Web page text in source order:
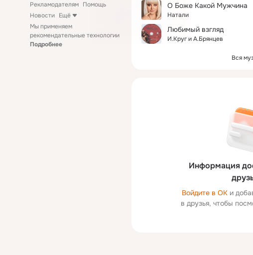
Рекламодателям Помощь
Новости Ещё
Мы применяем
рекомендательные технологии
Подробнее
О Боже Какой Мужчина
Натали
Любимый взгляд
И.Круг и А.Брянцев
Вся
Информация
Войдите в ОК и
в друзья, чтобы